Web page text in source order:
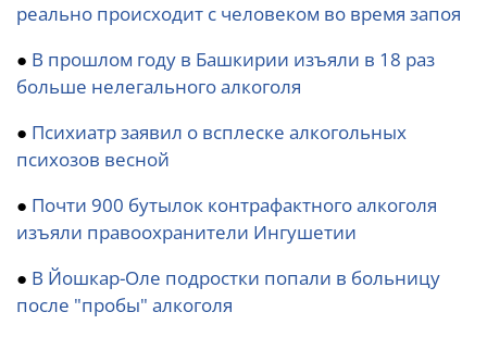
реально происходит с человеком во время запоя
● В прошлом году в Башкирии изъяли в 18 раз
больше нелегального алкоголя
● Психиатр заявил о всплеске алкогольных
психозов весной
● Почти 900 бутылок контрафактного алкоголя
изъяли правоохранители Ингушетии
● В Йошкар-Оле подростки попали в больницу
после "пробы" алкоголя